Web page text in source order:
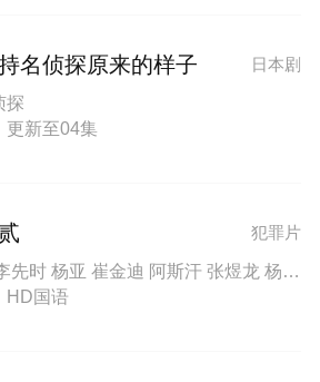
日本剧
名侦探原来的样子
探
更新至04集
犯罪片
康磊 李先时 杨亚 崔金迪 阿斯汗 张煜龙 杨厚垚 张暘 于俭
HD国语